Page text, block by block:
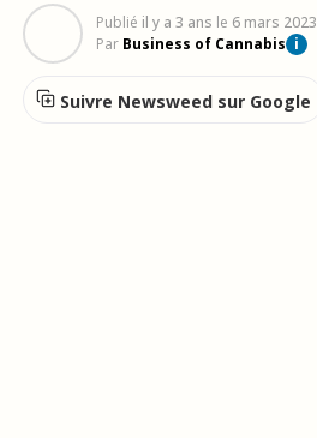
Publié il y a 3 ans le 6 mars 2023
Par Business of Cannabis i
Suivre Newsweed sur Google